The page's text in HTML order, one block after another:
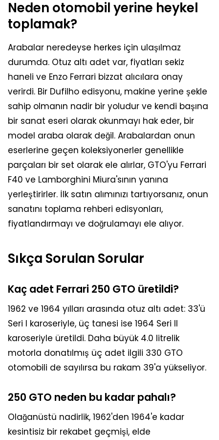
Neden otomobil yerine heykel
toplamak?
Arabalar neredeyse herkes için ulaşılmaz
durumda. Otuz altı adet var, fiyatları sekiz
haneli ve Enzo Ferrari bizzat alıcılara onay
verirdi. Bir Dufilho edisyonu, makine yerine şekle
sahip olmanın nadir bir yoludur ve kendi başına
bir sanat eseri olarak okunmayı hak eder, bir
model araba olarak değil. Arabalardan onun
eserlerine geçen koleksiyonerler genellikle
parçaları bir set olarak ele alırlar, GTO'yu Ferrari
F40 ve Lamborghini Miura'sının yanına
yerleştirirler. İlk satın alımınızı tartıyorsanız, onun
sanatını toplama rehberi edisyonları,
fiyatlandırmayı ve doğrulamayı ele alıyor.
Sıkça Sorulan Sorular
Kaç adet Ferrari 250 GTO üretildi?
1962 ve 1964 yılları arasında otuz altı adet: 33'ü
Seri I karoseriyle, üç tanesi ise 1964 Seri II
karoseriyle üretildi. Daha büyük 4.0 litrelik
motorla donatılmış üç adet ilgili 330 GTO
otomobili de sayılırsa bu rakam 39'a yükseliyor.
250 GTO neden bu kadar pahalı?
Olağanüstü nadirlik, 1962'den 1964'e kadar
kesintisiz bir rekabet geçmişi, elde